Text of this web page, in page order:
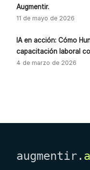
Augmentir.
11 de mayo de 2026
IA en acción: Cómo
capacitación laboral
4 de marzo de 2026
augmentir.